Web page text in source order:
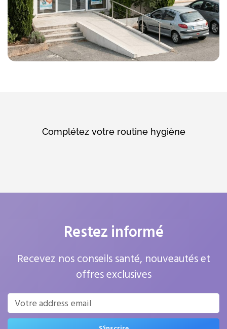
Complétez votre routine hygiène
Restez informé
Recevez nos conseils santé, nouveautés et
offres exclusives